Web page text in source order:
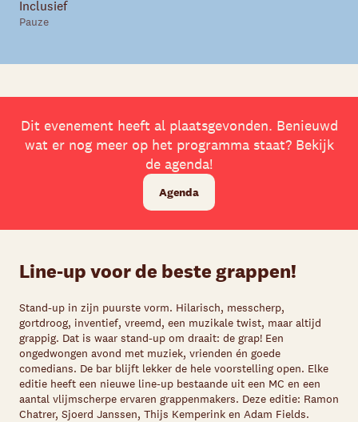
Inclusief
Pauze
Dit evenement heeft al plaatsgevonden. Benieuwd
wat er nog meer op het programma staat? Bekijk
de agenda!
Agenda
Line-up voor de beste grappen!
Stand-up in zijn puurste vorm. Hilarisch, messcherp,
gortdroog, inventief, vreemd, een muzikale twist, maar altijd
grappig. Dat is waar stand-up om draait: de grap! Een
ongedwongen avond met muziek, vrienden én goede
comedians. De bar blijft lekker de hele voorstelling open. Elke
editie heeft een nieuwe line-up bestaande uit een MC en een
aantal vlijmscherpe ervaren grappenmakers. Deze editie: Ramon
Chatrer, Sjoerd Janssen, Thijs Kemperink en Adam Fields.